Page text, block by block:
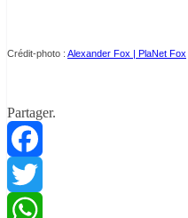
Crédit-photo : Alexander Fox | PlaNet Fox
Partager.
Facebook
Twitter